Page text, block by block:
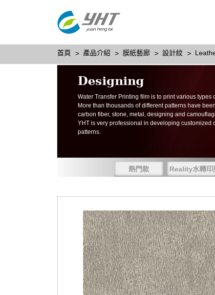
首頁 產品介紹 膜紙藝廊 設計紋
Designing
Water Transfer Printing film is to print various types
More than thousands of different patterns have
carbon fiber, stone, metal, designing and
YHT is very professional in developing
patterns.
熱門款 Reality水轉印